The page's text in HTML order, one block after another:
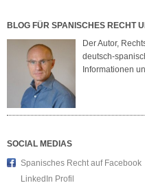
BLOG FÜR SPANISCHES RECHT
Der Autor,
deutsch-
Informationen
SOCIAL MEDIAS
Spanisches Recht auf Facebook
LinkedIn Profil